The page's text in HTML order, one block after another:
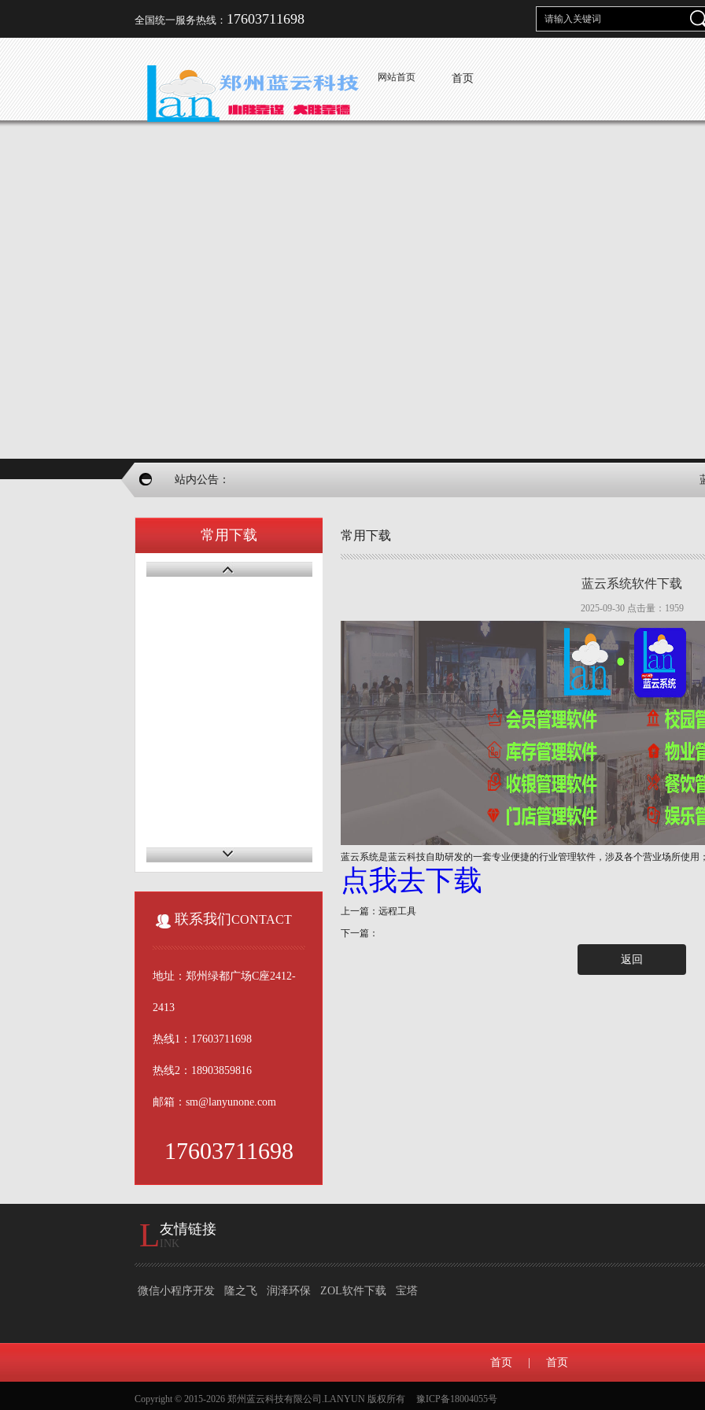
全国统一服务热线： 17603711698
网站首页 首页
站内公告：
常用下载
联系我们CONTACT
地址：郑州绿都广场C座2412-
2413
热线1：17603711698
热线2：18903859816
邮箱：sm@lanyunone.com
17603711698
常用下载
蓝云系统软件下载
2025-09-30 点击量： 1959
蓝云系统是蓝云科技自助研发的一套专业便捷的行业管理软件，涉及各个营业场所使用
点我去下载
上一篇：远程工具
下一篇：
返回
L友情链接
INK
微信小程序开发 隆之飞 润泽环保 ZOL软件下载 宝塔
首页 首页
Copyright © 2015-2026 郑州蓝云科技有限公司.LANYUN 版权所有 豫ICP备18004055号